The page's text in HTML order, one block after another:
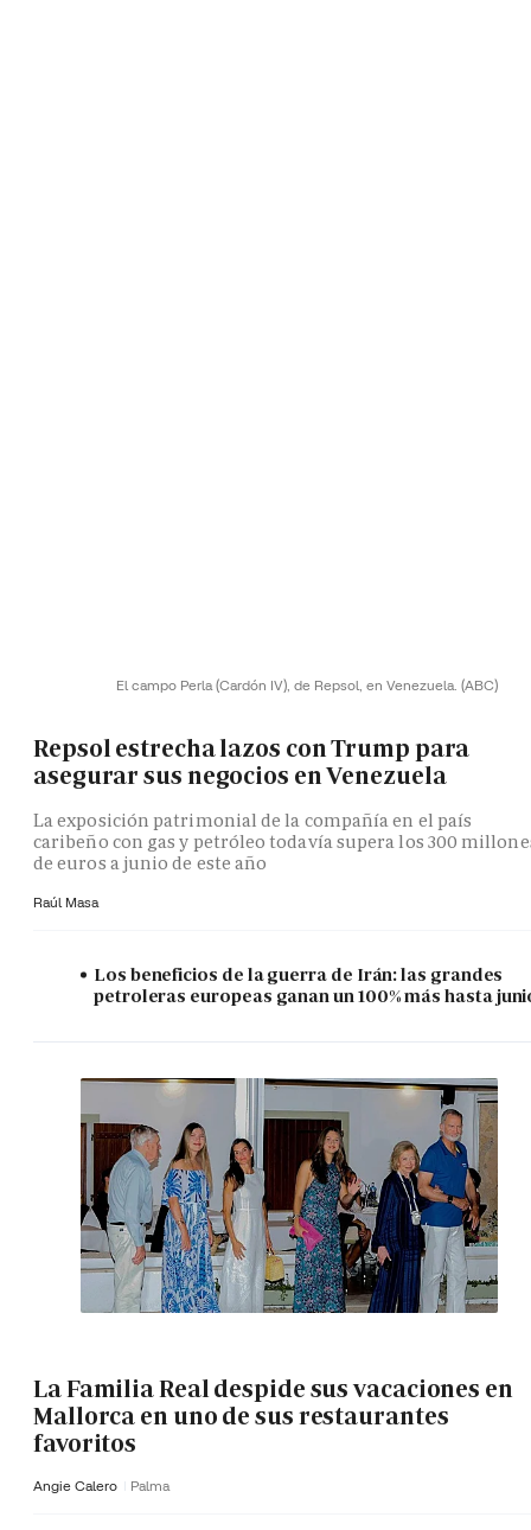
El campo Perla (Cardón IV), de Repsol, en Venezuela. (ABC)
Repsol estrecha lazos con Trump para
asegurar sus negocios en Venezuela
La exposición patrimonial de la compañía en el país
caribeño con gas y petróleo todavía supera los 300
de euros a junio de este año
Raúl Masa
Los beneficios de la guerra de Irán: las grandes
petroleras europeas ganan un 100% más hasta
La Familia Real despide sus vacaciones en
Mallorca en uno de sus restaurantes
favoritos
Angie Calero Palma